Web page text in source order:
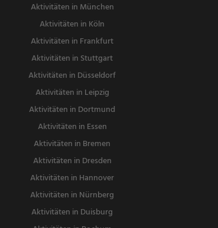
Aktivitäten in München
Aktivitäten in Köln
Aktivitäten in Frankfurt
Aktivitäten in Stuttgart
Aktivitäten in Düsseldorf
Aktivitäten in Leipzig
Aktivitäten in Dortmund
Aktivitäten in Essen
Aktivitäten in Bremen
Aktivitäten in Dresden
Aktivitäten in Hannover
Aktivitäten in Nürnberg
Aktivitäten in Duisburg